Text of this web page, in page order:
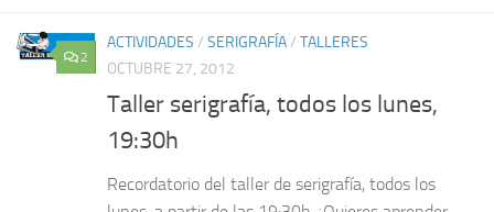
2
ACTIVIDADES / SERIGRAFÍA/ TALLERES
OCTUBRE 27, 2012
Taller serigrafía, todos los lunes,
19:30h
Recordatorio del taller de serigrafía, todos los